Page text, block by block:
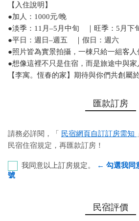
【入住說明】
●加人：1000元/晚
●淡季：11月–5月中旬 ｜旺季：5月下
●平日：週日–週五 ｜假日：週六
●照片皆為實景拍攝，一棟只給一組客人
●想像這裡不只是住宿，而是旅途中與
【李寓。恆春的家】期待與你們共創屬
匯款訂房
請務必詳閱，「 民宿網頁自訂訂房需知
民宿住宿規定，再匯款訂房！
我同意以上訂房規定。
← 勾選我同
號
彰化銀行-恆春分行 代號：009 帳號
00 戶名：李寓恆春的家民宿
民宿評價